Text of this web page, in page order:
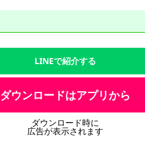
LINEで紹介する
ダウンロードはアプリから
ダウンロード時に
広告が表示されます